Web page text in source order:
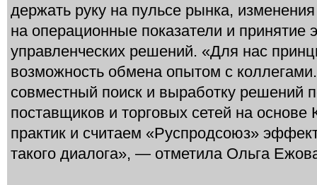
держать руку на пульсе рынка,
на операционные показатели и
управленческих решений. «Для нас
возможность обмена опытом с
совместный поиск и выработку решений
поставщиков и торговых сетей на основе
практик и считаем «Руспродсоюз»
такого диалога», — отметила Ольга